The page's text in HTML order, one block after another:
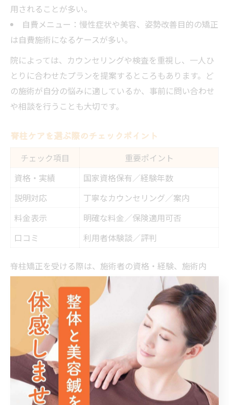
用されることが多い。
自費メニュー：慢性症状や美容、姿勢改善目的の矯正
は自費施術になるケースが多い。
院によっては、カウンセリングや検査を重視し、一人ひ
とりに合わせたプランを提案するところもあります。ど
の施術が自分の悩みに適しているか、事前に問い合わせ
や相談を行うことも大切です。
脊柱ケアを選ぶ際のチェックポイント
チェック項目
重要ポイント
資格・実績
国家資格保有／経験年数
説明対応
丁寧なカウンセリング／案内
料金表示
明確な料金／保険適用可否
口コミ
利用者体験談／評判
脊柱矯正を受ける際は、施術者の資格・経験、施術内
容、料金体系、保険適用の有無など、複数の視点から院
選びを行うことが大切です。特に国家資格保有者が施術
を担当しているかは安全性に直結します。
選び方のポイント
施術者の資格（柔道整復師・鍼灸師など）や実績。
カウンセリングや説明の丁寧さ。
施術内容や料金が明確に提示されているか。
保険適用の範囲や手続き方法。